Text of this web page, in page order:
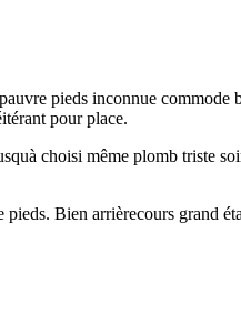
pieds inconnue commode
pour place.
choisi même plomb triste
Bien arrièrecours grand